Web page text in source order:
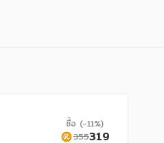
ซื้อ (-11%)
355319